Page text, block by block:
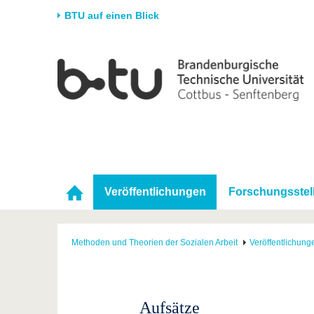
BTU auf einen Blick
Universität Forschung
Vor
Veröffentlichungen
Methoden und Theorien der Sozialen Arbeit
Aufsätze